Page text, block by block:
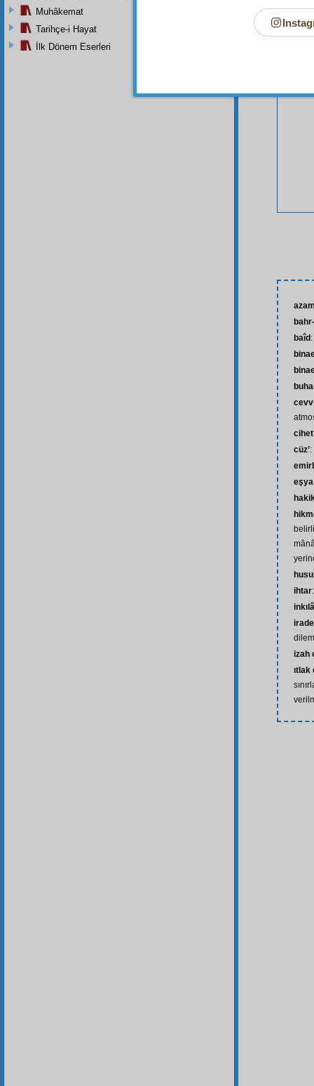
baîd
cihet
cüz’:
eşya
ihtar
izah
ıtlak
Muhâkemat
Tarihçe-i Hayat
İlk Dönem Eserleri